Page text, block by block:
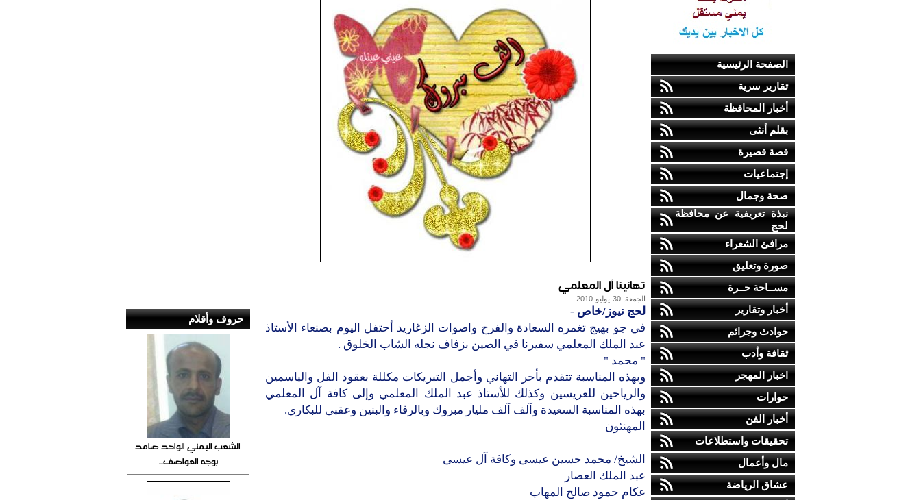
الصفحة الرئيسية
تقارير سرية
أخبار المحافظة
بقلم أنثى
قصة قصيرة
إجتماعيات
صحة وجمال
نبذة تعريفية عن محافظة
لحج
مرافئ الشعراء
صورة وتعليق
مســاحة حــرة
أخبار وتقارير
حوادث وجرائم
ثقافة وأدب
اخبار المهجر
حوارات
أخبار الفن
تحقيقات واستطلاعات
مال وأعمال
عشاق الرياضة
تهانينا آل المعلمي
الجمعة, 30-يوليو-2010
لحج نيوز/خاص -
في جو بهيج تغمره السعادة والفرح واصوات الزغاريد أحتفل اليوم بصنعاء الأستاذ
عبد الملك المعلمي سفيرنا في الصين بزفاف نجله الشاب الخلوق .
" محمد "
وبهذه المناسبة تتقدم بأحر التهاني وأجمل التبريكات مكللة بعقود الفل والياسمين
والرياحين للعريسين وكذلك للأستاذ عبد الملك المعلمي وإلى كافة آل المعلمي
بهذه المناسبة السعيدة وآلف آلف مليار مبروك وبالرفاء والبنين وعقبى للبكاري.
المهنئون
الشيخ/ محمد حسين عيسى وكافة آل عيسى
عبد الملك العصار
عكام حمود صالح المهاب
حروف وأقلام
الشعب اليمني الواحد صامد
بوجه العواصف..